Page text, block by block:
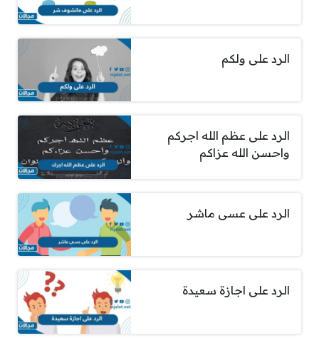
الرد على ولكم
الرد على عظم الله اجركم
واحسن الله عزاكم
الرد على عسى ماشر
الرد على اجازة سعيدة